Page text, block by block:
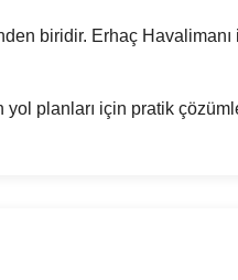
biridir. Erhaç
planları için pratik